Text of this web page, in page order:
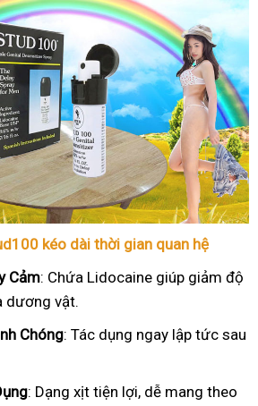
kéo dài thời gian quan hệ
Cảm: Chứa Lidocaine giúp giảm độ
dương vật.
Chóng: Tác dụng ngay lập tức sau
: Dạng xịt tiện lợi, dễ mang theo